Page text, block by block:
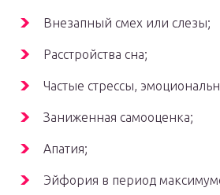
Внезапный смех или слезы;
Расстройства сна;
Частые стрессы,
Заниженная самооценка;
Апатия;
Эйфория в период